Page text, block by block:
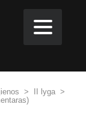
> II lyga >